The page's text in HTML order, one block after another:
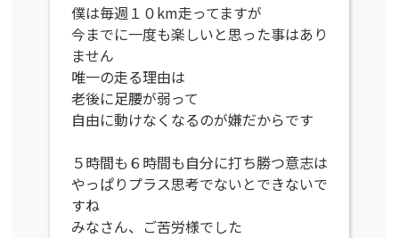
僕は毎週１０km走ってますが
今までに一度も楽しいと思った事はあり
ません
唯一の走る理由は
老後に足腰が弱って
自由に動けなくなるのが嫌だからです
５時間も６時間も自分に打ち勝つ意志は
やっぱりプラス思考でないとできないで
すね
みなさん、ご苦労様でした